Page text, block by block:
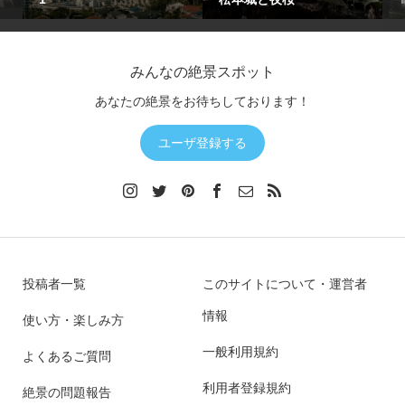
みんなの絶景スポット
あなたの絶景をお待ちしております！
ユーザ登録する
投稿者一覧
使い方・楽しみ方
よくあるご質問
絶景の問題報告
このサイトについて・運営者
情報
一般利用規約
利用者登録規約